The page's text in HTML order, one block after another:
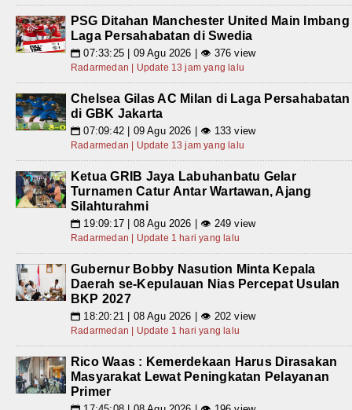
PSG Ditahan Manchester United Main Imbang
Laga Persahabatan di Swedia
📅 07:33:25 | 09 Agu 2026 | 👁 376 view
Radarmedan | Update 13 jam yang lalu
Chelsea Gilas AC Milan di Laga Persahabatan
di GBK Jakarta
📅 07:09:42 | 09 Agu 2026 | 👁 133 view
Radarmedan | Update 13 jam yang lalu
Ketua GRIB Jaya Labuhanbatu Gelar
Turnamen Catur Antar Wartawan, Ajang
Silahturahmi
📅 19:09:17 | 08 Agu 2026 | 👁 249 view
Radarmedan | Update 1 hari yang lalu
Gubernur Bobby Nasution Minta Kepala
Daerah se-Kepulauan Nias Percepat Usulan
BKP 2027
📅 18:20:21 | 08 Agu 2026 | 👁 202 view
Radarmedan | Update 1 hari yang lalu
Rico Waas : Kemerdekaan Harus Dirasakan
Masyarakat Lewat Peningkatan Pelayanan
Primer